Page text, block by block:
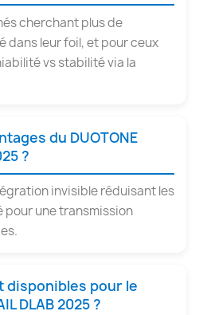
cherchant plus de
leur foil, et pour ceux
vs stabilité via la
du DUOTONE
?
invisible réduisant les
une transmission
disponibles pour le
DLAB 2025 ?